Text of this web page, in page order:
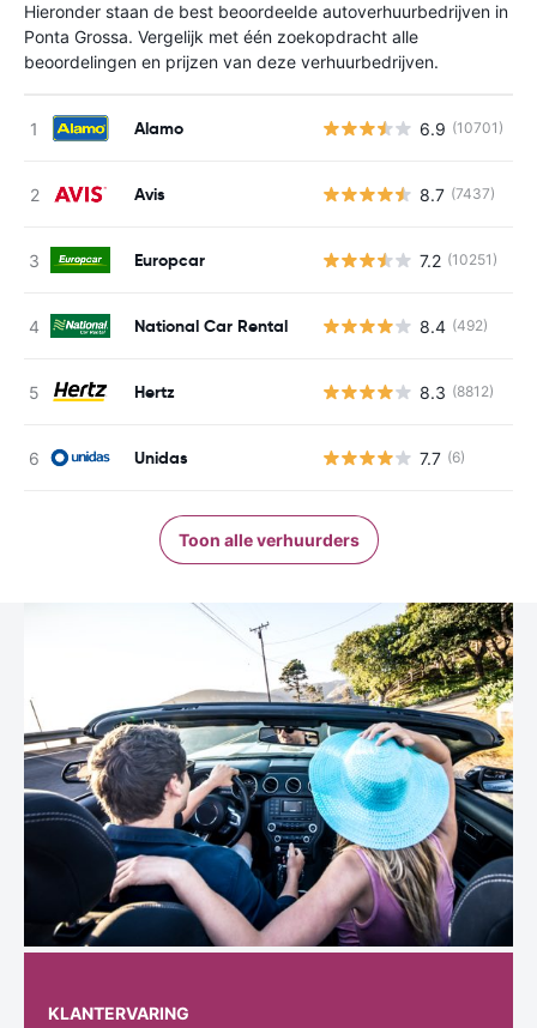
Hieronder staan de best beoordeelde autoverhuurbedrijven in
Ponta Grossa. Vergelijk met één zoekopdracht alle
beoordelingen en prijzen van deze verhuurbedrijven.
Alamo 6.9 (10701)
Avis 8.7 (7437)
Europcar 7.2 (10251)
National Car Rental 8.4 (492)
Hertz 8.3 (8812)
Unidas 7.7 (6)
Toon alle verhuurders
KLANTERVARING